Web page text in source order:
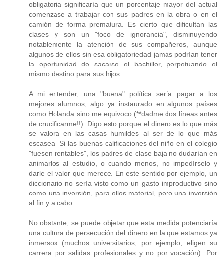
obligatoria significaría que un porcentaje mayor del actual
comenzase a trabajar con sus padres en la obra o en el
camión de forma prematura. Es cierto que dificultan las
clases y son un "foco de ignorancia", disminuyendo
notablemente la atención de sus compañeros, aunque
algunos de ellos sin esa obligatoriedad jamás podrían tener
la oportunidad de sacarse el bachiller, perpetuando el
mismo destino para sus hijos.
A mi entender, una "buena" política sería pagar a los
mejores alumnos, algo ya instaurado en algunos países
como Holanda sino me equivoco.(**dadme dos líneas antes
de crucificarme!!). Digo esto porque el dinero es lo que más
se valora en las casas humildes al ser de lo que más
escasea. Si las buenas calificaciones del niño en el colegio
"fuesen rentables", los padres de clase baja no dudarían en
animarlos al estudio, o cuando menos, no impedírselo y
darle el valor que merece. En este sentido por ejemplo, un
diccionario no sería visto como un gasto improductivo sino
como una inversión, para ellos material, pero una inversión
al fin y a cabo.
No obstante, se puede objetar que esta medida potenciaría
una cultura de persecución del dinero en la que estamos ya
inmersos (muchos universitarios, por ejemplo, eligen su
carrera por salidas profesionales y no por vocación). Por